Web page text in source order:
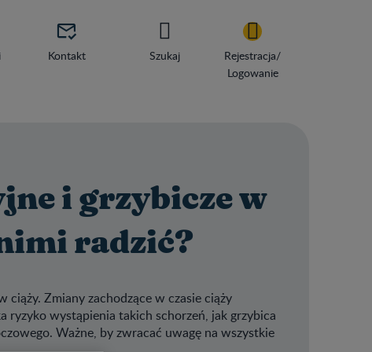

Kontakt Szukaj
Rejestracja/
Logowanie
i grzybicze w
radzić?
Zmiany zachodzące w czasie ciąży
ryzyko wystąpienia takich schorzeń, jak grzybica
Ważne, by zwracać uwagę na wszystkie